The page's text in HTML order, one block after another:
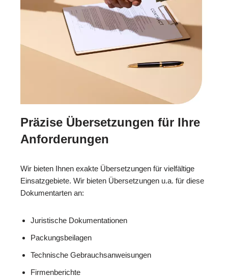
Präzise Übersetzungen für Ihre
Anforderungen
Wir bieten Ihnen exakte Übersetzungen für vielfältige
Einsatzgebiete. Wir bieten Übersetzungen u.a. für diese
Dokumentarten an:
Juristische Dokumentationen
Packungsbeilagen
Technische Gebrauchsanweisungen
Firmenberichte